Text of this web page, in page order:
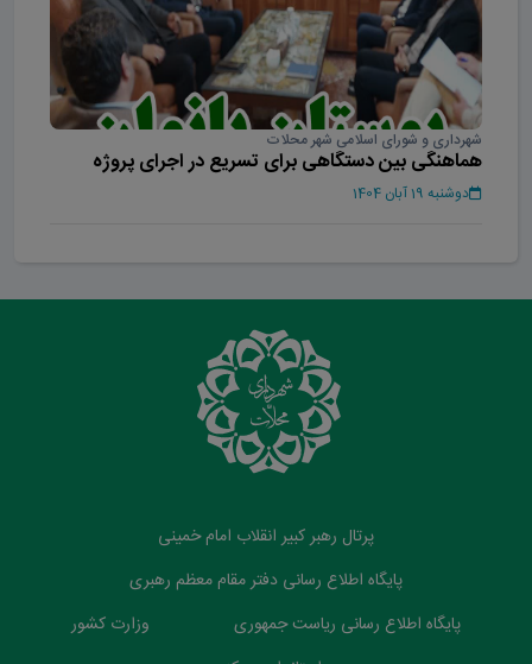
شهرداری و شورای اسلامی شهر محلات
هماهنگی بین دستگاهی برای تسریع در اجرای پروژه
بوستان بانوان محلات
دوشنبه 19 آبان 1404
پرتال رهبر کبیر انقلاب امام خمینی
پایگاه اطلاع رسانی دفتر مقام معظم رهبری
پایگاه اطلاع رسانی ریاست جمهوری
وزارت کشور